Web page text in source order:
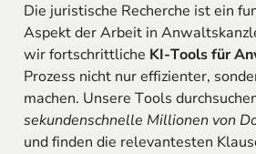
Die juristische Recherche ist ein
Aspekt der Arbeit in
wir fortschrittliche KI-Tools für
Prozess nicht nur effizienter,
machen. Unsere Tools
sekundenschnelle Millionen von
und finden die relevantesten